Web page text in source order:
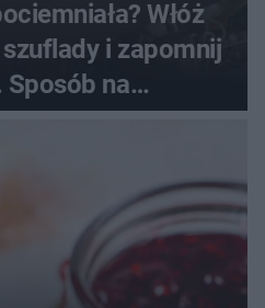
Włóż
i zapomnij
na